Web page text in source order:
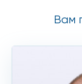
Москве, если:
Вам